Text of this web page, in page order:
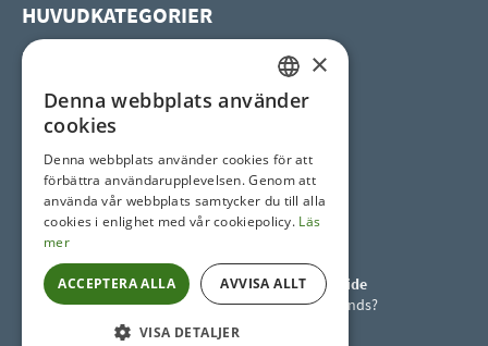
HUVUDKATEGORIER
Uterum
Spatak
Horeca tak
SOCIAL SITES
Skjutbara uterum och pooltak Worldwide
Letar du efter våra återförsäljare utomlands?
SWEDISH
×
Denna webbplats använder
cookies
Denna webbplats använder cookies för att
förbättra användarupplevelsen. Genom att
använda vår webbplats samtycker du till alla
cookies i enlighet med vår cookiepolicy. Läs
mer
ACCEPTERA ALLA AVVISA ALLT
VISA DETALJER